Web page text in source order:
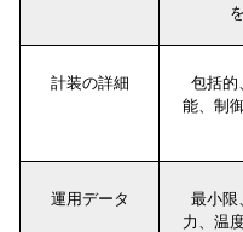
計装の詳細
包括的
能、制
運用データ
最小限
力、温